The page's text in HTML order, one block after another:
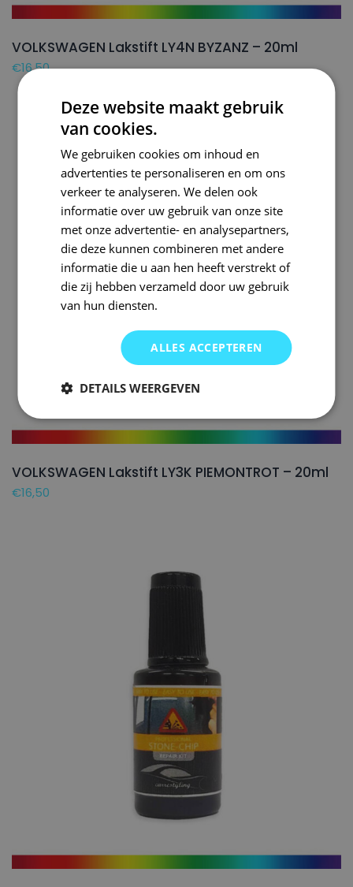
VOLKSWAGEN Lakstift LY4N BYZANZ – 20ml
€16,50
VOLKSWAGEN Lakstift LY3K PIEMONTROT – 20ml
€16,50
Deze website maakt gebruik
van cookies.
We gebruiken cookies om inhoud en
advertenties te personaliseren en om ons
verkeer te analyseren. We delen ook
informatie over uw gebruik van onze site
met onze advertentie- en analysepartners,
die deze kunnen combineren met andere
informatie die u aan hen heeft verstrekt of
die zij hebben verzameld door uw gebruik
van hun diensten.
ALLES ACCEPTEREN
DETAILS WEERGEVEN